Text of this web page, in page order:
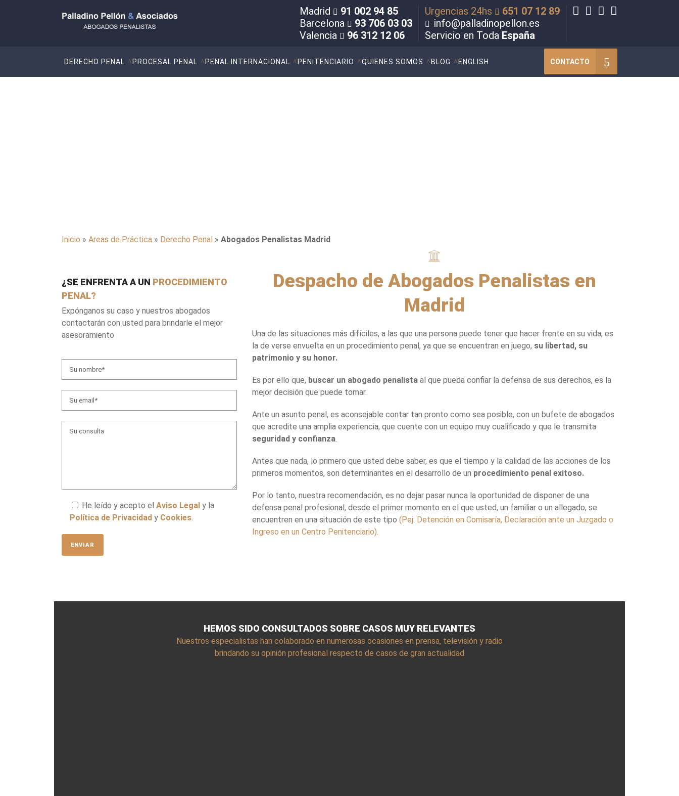
Madrid
91 002 94 85
Barcelona
93 706 03 03
Valencia
96 312 12 06
Urgencias 24hs
651 07 12 89
info@palladinopellon.es
Servicio en Toda España
DERECHO PENAL PROCESAL PENAL PENAL INTERNACIONAL PENITENCIARIO QUIENES SOMOS BLOG ENGLISH CONTACTO
Inicio » Areas de Práctica » Derecho Penal » Abogados Penalistas Madrid
¿SE ENFRENTA A UN PROCEDIMIENTO
PENAL?
Expónganos su caso y nuestros abogados
contactarán con usted para brindarle el mejor
asesoramiento
He leído y acepto el Aviso Legal y la
Política de Privacidad y Cookies.
Despacho de Abogados Penalistas en
Madrid
Una de las situaciones más difíciles, a las que una persona puede tener que hacer frente en su vida, es
la de verse envuelta en un procedimiento penal, ya que se encuentran en juego, su libertad, su
patrimonio y su honor.
Es por ello que, buscar un abogado penalistaal que pueda confiar la defensa de sus derechos, es la
mejor decisión que puede tomar.
Ante un asunto penal, es aconsejable contar tan pronto como sea posible, con un bufete de abogados
que acredite una amplia experiencia, que cuente con un equipo muy cualificado y que le transmita
seguridad y confianza.
Antes que nada, lo primero que usted debe saber, es que el tiempo y la calidad de las acciones de los
primeros momentos, son determinantes en el desarrollo de un procedimiento penal exitoso.
Por lo tanto, nuestra recomendación, es no dejar pasar nunca la oportunidad de disponer de una
defensa penal profesional, desde el primer momento en el que usted, un familiar o un allegado, se
encuentren en una situación de este tipo (Pej: Detención en Comisaría, Declaración ante un Juzgado o
Ingreso en un Centro Penitenciario).
HEMOS SIDO CONSULTADOS SOBRE CASOS MUY RELEVANTES
Nuestros especialistas han colaborado en numerosas ocasiones en prensa, televisión y radio
brindando su opinión profesional respecto de casos de gran actualidad